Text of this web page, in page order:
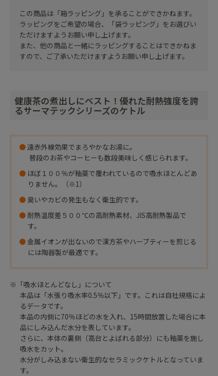
この商品は「箱ラッピング」を承ることができかねます。
ラッピングをご希望の場合、「袋ラッピング」をお選びい
ただけますようお願い申し上げます。
また、他の商品と一緒にラッピングすることはできかねま
すので、ご了承いただけますようお願い申し上げます。
健康茶の煮出しにベスト！優れた耐熱強度を誇
るサーマテックシリーズのケトル
●遠赤外線効果でまろやかなお湯に。
普段のお茶やコーヒーも数段美味しく感じられます。
● ほぼ１００％が釉薬で覆われているので吸水ほとんどあ
りません。（※1）
● 臭いやカビの発生もなく衛生的です。
● 耐熱温度差５００℃の高耐熱素材、JIS高耐熱製品で
す。
●金属イオンが出ないので漢方茶やハーブティーを煎じる
には陶器製が最適です。
※「吸水ほとんどなし」について
本品は「水張り吸水率0.5％以下」です。これは自社規格によ
るデータです。
本品の内側に70％ほどの水を入れ、15時間放置した場合に本
品にしみ込んだ水分を表しています。
さらに、本体の裏側（高台とよばれる部分）にも釉薬を施し
吸水をカット。
水分がしみ込まない衛生的なセラミックケトルとなっていま
す。